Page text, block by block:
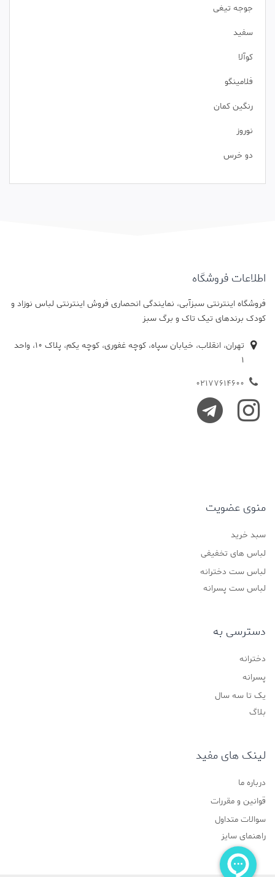
جوجه تیغی
سفید
کوآلا
فلامینگو
رنگین کمان
نوروز
دو خرس
اطلاعات فروشگاه
فروشگاه اینترنتی سبزآبی، نمایندگی انحصاری فروش اینترنتی لباس نوزاد و
کودک برندهای تیک تاک و برگ سبز
تهران، انقلاب، خیابان سپاه، کوچه غفوری، کوچه یکم، پلاک 10، واحد
1
02177614600
منوی عضویت
سبد خرید
لباس های تخفیفی
لباس ست دخترانه
لباس ست پسرانه
دسترسی به
دخترانه
پسرانه
یک تا سه سال
بلاگ
لینک های مفید
درباره ما
قوانین و مقررات
سوالات متداول
راهنمای سایز